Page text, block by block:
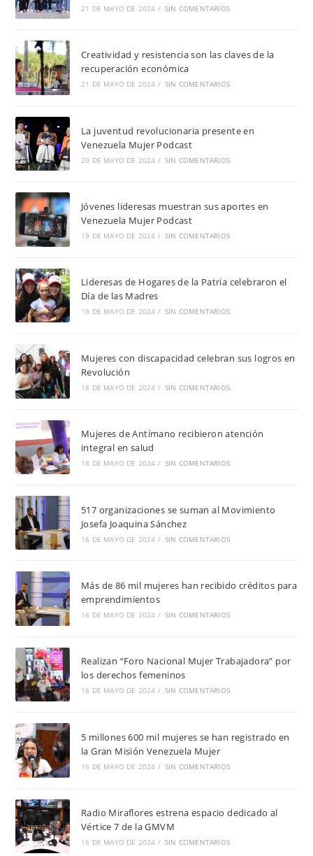
21 DE MAYO DE 2024 / SIN COMENTARIOS
Creatividad y resistencia son las claves de la
recuperación económica
21 DE MAYO DE 2024 / SIN COMENTARIOS
La juventud revolucionaria presente en
Venezuela Mujer Podcast
20 DE MAYO DE 2024 / SIN COMENTARIOS
Jóvenes lideresas muestran sus aportes en
Venezuela Mujer Podcast
19 DE MAYO DE 2024 / SIN COMENTARIOS
Lideresas de Hogares de la Patria celebraron el
Día de las Madres
18 DE MAYO DE 2024 / SIN COMENTARIOS
Mujeres con discapacidad celebran sus logros en
Revolución
18 DE MAYO DE 2024 / SIN COMENTARIOS
Mujeres de Antímano recibieron atención
integral en salud
18 DE MAYO DE 2024 / SIN COMENTARIOS
517 organizaciones se suman al Movimiento
Josefa Joaquina Sánchez
16 DE MAYO DE 2024 / SIN COMENTARIOS
Más de 86 mil mujeres han recibido créditos para
emprendimientos
16 DE MAYO DE 2024 / SIN COMENTARIOS
Realizan “Foro Nacional Mujer Trabajadora” por
los derechos femeninos
16 DE MAYO DE 2024 / SIN COMENTARIOS
5 millones 600 mil mujeres se han registrado en
la Gran Misión Venezuela Mujer
16 DE MAYO DE 2024 / SIN COMENTARIOS
Radio Miraflores estrena espacio dedicado al
Vértice 7 de la GMVM
16 DE MAYO DE 2024 / SIN COMENTARIOS